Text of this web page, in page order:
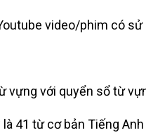
video/phim có sử
vựng với quyển sổ từ
là 41 từ cơ bản Tiếng